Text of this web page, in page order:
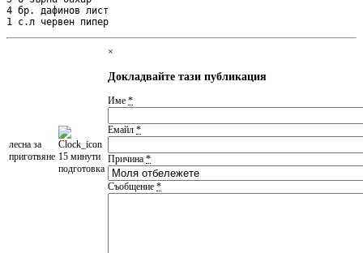
4 бр. дафинов лист
1 с.л червен пипер
леснa за
приготвяне 15 минути
подготовка
×
Докладвайте тази публикация
Име *
Емайл *
Причина *
Съобщение *